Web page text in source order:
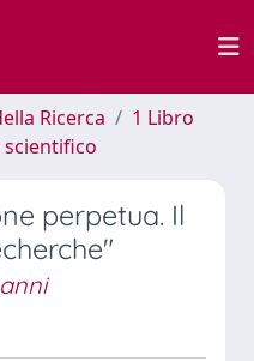
Ricerca
1 Libro
perpetua. Il